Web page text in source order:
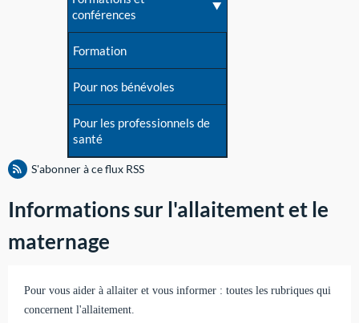
conférences
Formation
Pour nos bénévoles
Pour les professionnels de
santé
S'abonner à ce flux RSS
Informations sur l'allaitement et le
maternage
Pour vous aider à allaiter et vous informer : toutes les rubriques qui
concernent l'allaitement.